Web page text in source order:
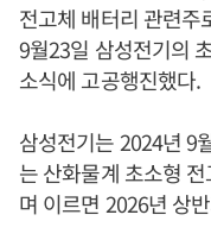
전고체 배터리 관련주
9월23일 삼성전기의
소식에 고공행진했다.
삼성전기는 2024년 9
는 산화물계 초소형
며 이르면 2026년 상